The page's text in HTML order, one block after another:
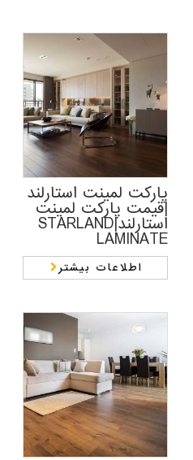
پارکت لمینت استارلند
|قیمت پارکت لمینت
استارلند|STARLAND
LAMINATE
اطلاعات بیشتر